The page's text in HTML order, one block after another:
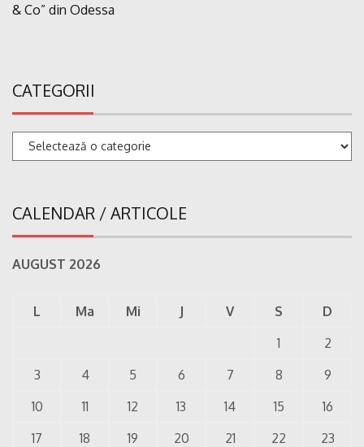
& Co” din Odessa
CATEGORII
Categorii
CALENDAR / ARTICOLE
AUGUST 2026
L Ma Mi J V S
D
1
2
3
4 5 6 7 8
9
10
11 12 13 14 15
16
17
18 19 20 21 22
23